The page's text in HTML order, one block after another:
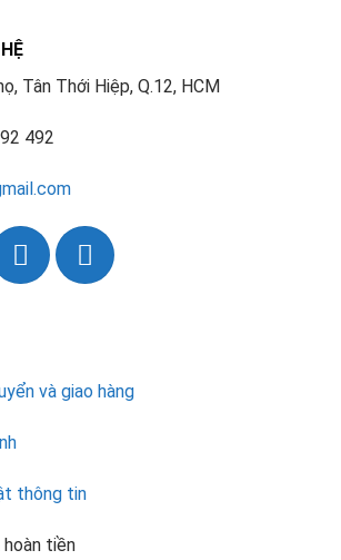
Tân Thới Hiệp, Q.12, HCM
492
và giao hàng
thông tin
tiền